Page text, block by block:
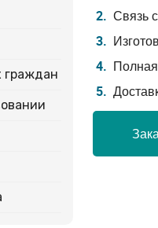
граждан
Связь